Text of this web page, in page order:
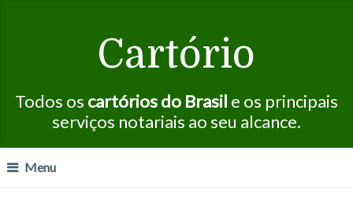
Cartório
Todos os cartórios do Brasil e os principais
serviços notariais ao seu alcance.
Menu